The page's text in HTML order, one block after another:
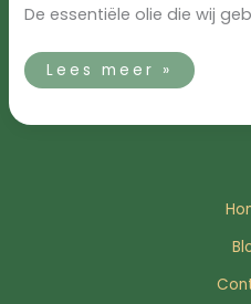
De essentiële olie die wij
Lees meer »